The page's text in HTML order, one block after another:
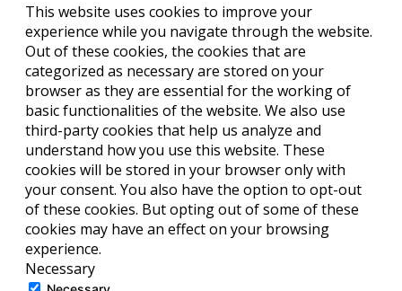
This website uses cookies to improve your
experience while you navigate through the website.
Out of these cookies, the cookies that are
categorized as necessary are stored on your
browser as they are essential for the working of
basic functionalities of the website. We also use
third-party cookies that help us analyze and
understand how you use this website. These
cookies will be stored in your browser only with
your consent. You also have the option to opt-out
of these cookies. But opting out of some of these
cookies may have an effect on your browsing
experience.
Necessary